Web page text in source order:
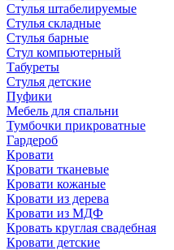
Стулья штабелируемые
Стулья складные
Стулья барные
Стул компьютерный
Табуреты
Стулья детские
Пуфики
Мебель для спальни
Тумбочки прикроватные
Гардероб
Кровати
Кровати тканевые
Кровати кожаные
Кровати из дерева
Кровати из МДФ
Кровать круглая свадебная
Кровати детские